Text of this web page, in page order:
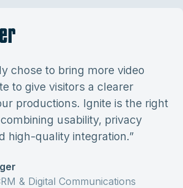
chose to bring more video
to give visitors a clearer
productions. Ignite is the right
usability, privacy
high-quality integration.”
& Digital Communications